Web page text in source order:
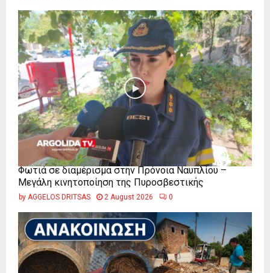
Φωτιά σε διαμέρισμα στην Πρόνοια Ναυπλίου –
Μεγάλη κινητοποίηση της Πυροσβεστικής
by AGGELOS DRITSAS 2 August 2026 0